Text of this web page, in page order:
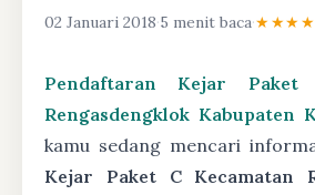
02 Januari 2018·5 menit baca·
Pendaftaran Kejar Paket
Rengasdengklok Kabupaten
kamu sedang mencari
Kejar Paket C Kecamatan